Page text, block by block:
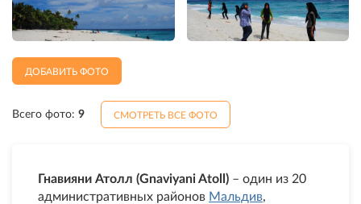
ДОБАВИТЬ ФОТО
Всего фото: 9 СМОТРЕТЬ ВСЕ ФОТО
Гнавияни Атолл (Gnaviyani Atoll) – один из 20
административных районов Мальдив,